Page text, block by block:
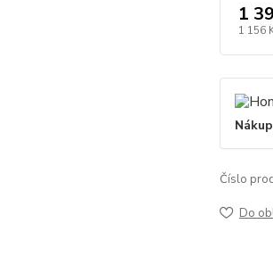
1
1 156
Číslo
Do